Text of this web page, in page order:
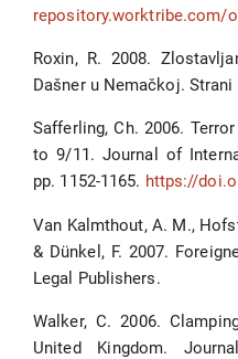
repository.worktribe.com/
Roxin, R. 2008.
Dašner u Nemačkoj. Strani
Safferling, Ch. 2006.
to 9/11. Journal of
pp. 1152-1165. https://
Van Kalmthout, A. M.,
& Dünkel, F. 2007.
Legal Publishers.
Walker, C. 2006.
United Kingdom.